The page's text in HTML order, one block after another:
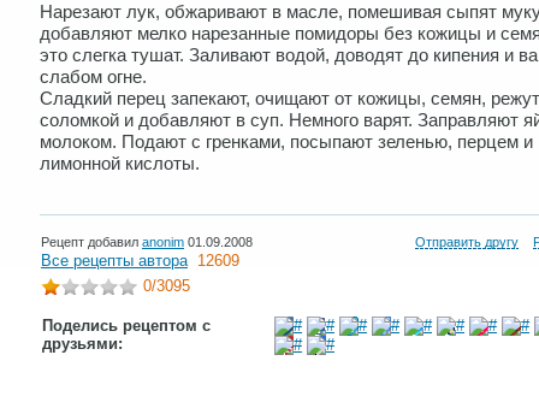
Нарезают лук, обжаривают в масле, помешивая сыпят
добавляют мелко нарезанные помидоры без кожицы и
это слегка тушат. Заливают водой, доводят до кипения и
слабом огне.
Сладкий перец запекают, очищают от кожицы, семян, режут
соломкой и добавляют в суп. Немного варят. Заправляют
молоком. Подают с гренками, посыпают зеленью, перцем и
лимонной кислоты.
Рецепт добавил anonim 01.09.2008 Отправить другу
Все рецепты автора 12609
0/3095
Поделись рецептом с
друзьями: